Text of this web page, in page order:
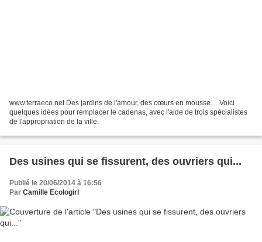
www.terraeco.net Des jardins de l'amour, des cœurs en mousse… Voici
quelques idées pour remplacer le cadenas, avec l'aide de trois spécialistes
de l'appropriation de la ville.
Des usines qui se fissurent, des ouvriers qui...
Publié le 20/06/2014 à 16:56
Par Camille Ecologirl